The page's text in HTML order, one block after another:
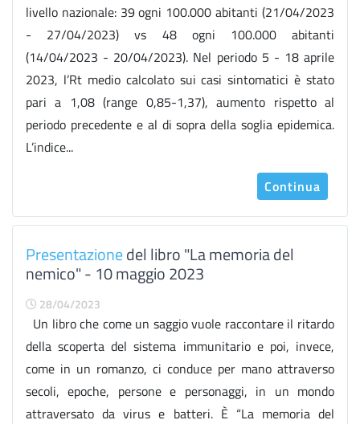
livello nazionale: 39 ogni 100.000 abitanti (21/04/2023
- 27/04/2023) vs 48 ogni 100.000 abitanti
(14/04/2023 - 20/04/2023). Nel periodo 5 - 18 aprile
2023, l’Rt medio calcolato sui casi sintomatici è stato
pari a 1,08 (range 0,85-1,37), aumento rispetto al
periodo precedente e al di sopra della soglia epidemica.
L’indice...
Continua
Presentazionedel libro "La memoria del
nemico" - 10 maggio 2023
28/04/2023
Un libro che come un saggio vuole raccontare il ritardo
della scoperta del sistema immunitario e poi, invece,
come in un romanzo, ci conduce per mano attraverso
secoli, epoche, persone e personaggi, in un mondo
attraversato da virus e batteri. È “La memoria del